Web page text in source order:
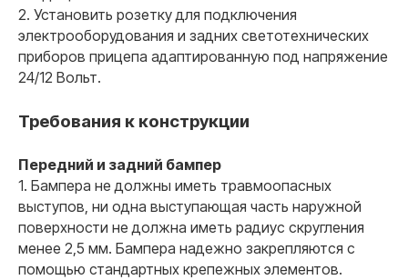
2. Установить розетку для подключения
электрооборудования и задних светотехнических
приборов прицепа адаптированную под напряжение
24/12 Вольт.
Требования к конструкции
Передний и задний бампер
1. Бампера не должны иметь травмоопасных
выступов, ни одна выступающая часть наружной
поверхности не должна иметь радиус скругления
менее 2,5 мм. Бампера надежно закрепляются с
помощью стандартных крепежных элементов.
Оперативная поддержка
на всех этапах 24/7
04
аккредитацией
У нас своя собственная аккредитованная
лаборатория. Это позволяет сохранить низкую цену
для наших клиентов и высокую скорость выдачи
документов.